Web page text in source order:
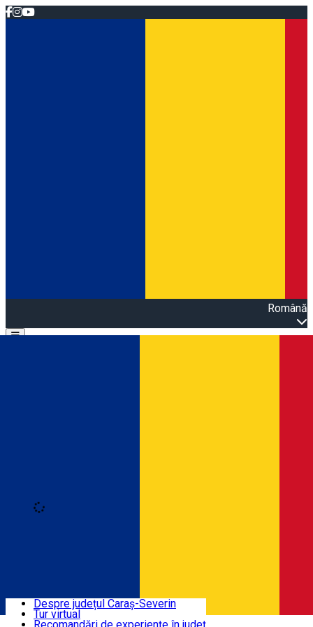
Română
Open main menu
Trasee turistice
Despre județul Caraș-Severin
Tur virtual